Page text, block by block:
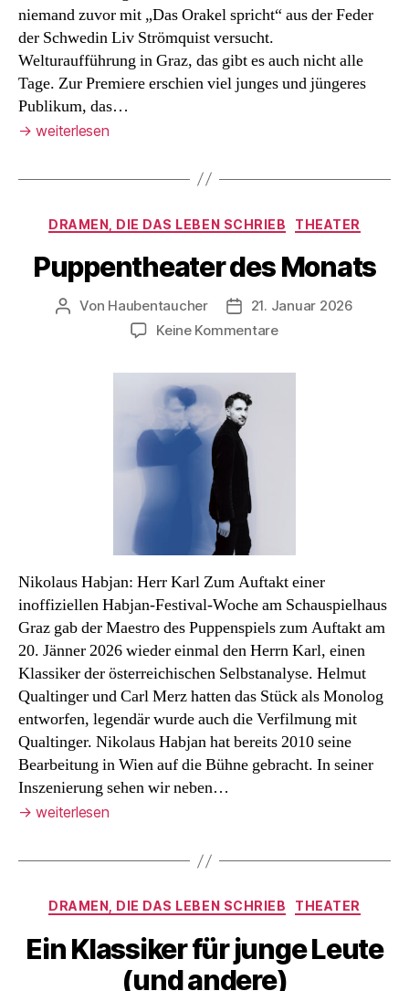
niemand zuvor mit „Das Orakel spricht“ aus der Feder
der Schwedin Liv Strömquist versucht.
Welturaufführung in Graz, das gibt es auch nicht alle
Tage. Zur Premiere erschien viel junges und jüngeres
Publikum, das…
→ weiterlesen
Kategorien
DRAMEN, DIE DAS LEBEN SCHRIEB THEATER
Puppentheater des Monats
Beitragsautor
Von Haubentaucher Veröffentlichungsdatum
21. Januar 2026
Keine Kommentarezu
des
Nikolaus Habjan: Herr Karl Zum Auftakt einer
inoffiziellen Habjan-Festival-Woche am Schauspielhaus
Graz gab der Maestro des Puppenspiels zum Auftakt am
20. Jänner 2026 wieder einmal den Herrn Karl, einen
Klassiker der österreichischen Selbstanalyse. Helmut
Qualtinger und Carl Merz hatten das Stück als Monolog
entworfen, legendär wurde auch die Verfilmung mit
Qualtinger. Nikolaus Habjan hat bereits 2010 seine
Bearbeitung in Wien auf die Bühne gebracht. In seiner
Inszenierung sehen wir neben…
→ weiterlesen
Kategorien
DRAMEN, DIE DAS LEBEN SCHRIEB THEATER
Ein Klassiker für junge Leute
(und andere)